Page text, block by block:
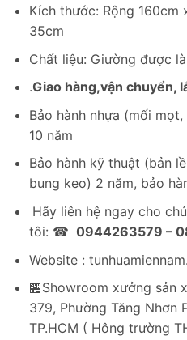
là:
Kích thước: Rộng 160cm
35cm
Chất liệu: Giường được
.Giao hàng,vận chuyển,
Bảo hành nhựa (mối
10 năm
Bảo hành kỹ thuật (bản
bung keo) 2 năm, bảo
Hãy liên hệ ngay cho
tôi: ☎ 0944263579 –
Website :
🏪Showroom xưởng sản
379, Phường Tăng Nhơn
TP.HCM ( Hông trường